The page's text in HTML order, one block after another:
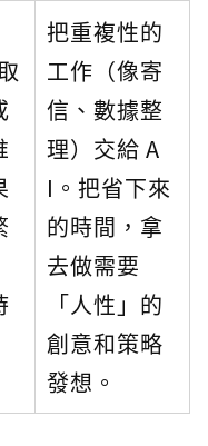
把重複性的
工作（像寄
信、數據整
理）交給 A
I。把省下來
的時間，拿
去做需要
「人性」的
創意和策略
發想。